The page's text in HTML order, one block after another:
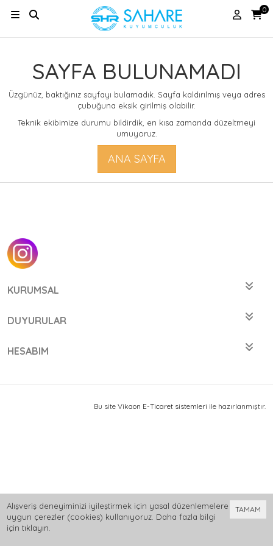
0
SAYFA BULUNAMADI
Üzgünüz, baktığınız sayfayı bulamadık. Sayfa kaldırılmış veya adres
çubuğuna eksik girilmiş olabilir.
Teknik ekibimize durumu bildirdik, en kısa zamanda düzeltmeyi
umuyoruz.
ANA SAYFA
KURUMSAL
DUYURULAR
HESABIM
Bu site Vikaon E-Ticaret sistemleri ile hazırlanmıştır.
TAMAM
Alışveriş deneyiminizi iyileştirmek için yasal düzenlemelere
uygun çerezler (cookies) kullanıyoruz. Daha fazla bilgi
için tıklayın